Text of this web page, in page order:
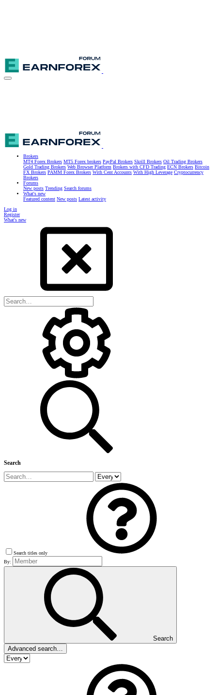
Brokers
MT4 Forex Brokers MT5 Forex brokers PayPal Brokers Skrill Brokers Oil Trading Brokers
Gold Trading Brokers Web Browser Platform Brokers with CFD Trading ECN Brokers Bitcoin
FX Brokers PAMM Forex Brokers With Cent Accounts With High Leverage Cryptocurrency
Brokers
Forums
New posts Trending Search forums
What's new
Featured content New posts Latest activity
Log in
Register
What's new
Search
Search titles only
By:
Search
Advanced search…